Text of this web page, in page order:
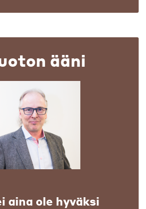
ääni
aina ole hyväksi